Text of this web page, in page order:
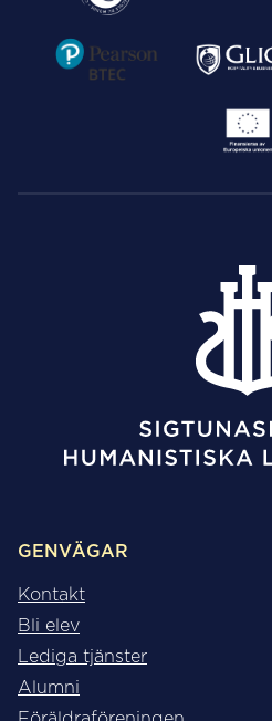
GENVÄGAR
Kontakt
Bli elev
Lediga tjänster
Alumni